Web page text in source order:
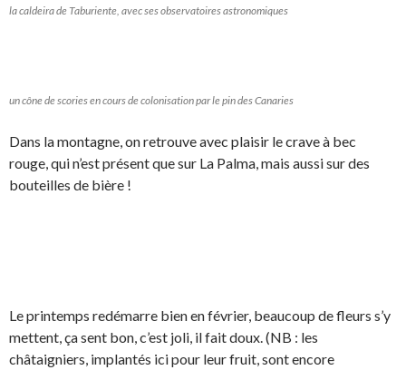
la caldeira de Taburiente, avec ses observatoires astronomiques
un cône de scories en cours de colonisation par le pin des Canaries
Dans la montagne, on retrouve avec plaisir le crave à bec
rouge, qui n’est présent que sur La Palma, mais aussi sur des
bouteilles de bière !
Le printemps redémarre bien en février, beaucoup de fleurs s’y
mettent, ça sent bon, c’est joli, il fait doux. (NB : les
châtaigniers, implantés ici pour leur fruit, sont encore